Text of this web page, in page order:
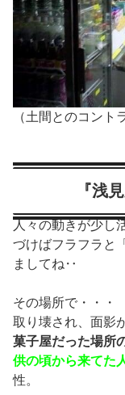
（土間とのコント
『浅
人々の動きが少し
づけばフラフラと
ましてね‥
その場所で・・・
取り壊され、面影
菓子屋だった場所
供の頃から来てた
性。